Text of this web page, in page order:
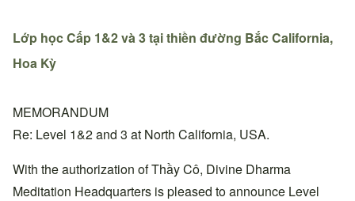
Lớp học Cấp 1&2 và 3 tại thiền đường Bắc California,
Hoa Kỳ
MEMORANDUM
Re: Level 1&2 and 3 at North California, USA.
With the authorization of Thầy Cô, Divine Dharma
Meditation Headquarters is pleased to announce Level